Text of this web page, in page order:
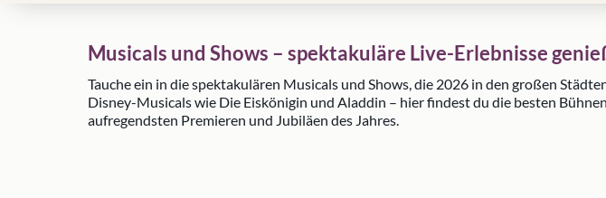
Musicals und Shows – spektakuläre Live-Erlebnisse
Tauche ein in die spektakulären Musicals und Shows, die 2026 in den großen
Disney-Musicals wie Die Eiskönigin und Aladdin – hier findest du die besten
aufregendsten Premieren und Jubiläen des Jahres.